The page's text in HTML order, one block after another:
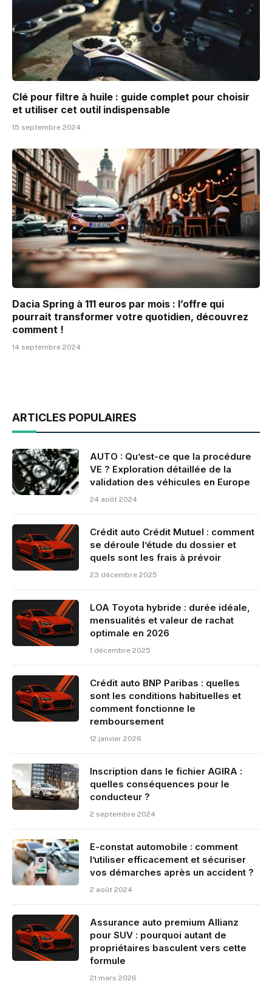
Clé pour filtre à huile : guide complet pour choisir
et utiliser cet outil indispensable
15 septembre 2024
Dacia Spring à 111 euros par mois : l’offre qui
pourrait transformer votre quotidien, découvrez
comment !
14 septembre 2024
ARTICLES POPULAIRES
AUTO : Qu’est-ce que la procédure
VE ? Exploration détaillée de la
validation des véhicules en Europe
24 août 2024
Crédit auto Crédit Mutuel : comment
se déroule l’étude du dossier et
quels sont les frais à prévoir
23 décembre 2025
LOA Toyota hybride : durée idéale,
mensualités et valeur de rachat
optimale en 2026
1 décembre 2025
Crédit auto BNP Paribas : quelles
sont les conditions habituelles et
comment fonctionne le
remboursement
12 janvier 2026
Inscription dans le fichier AGIRA :
quelles conséquences pour le
conducteur ?
2 septembre 2024
E-constat automobile : comment
l’utiliser efficacement et sécuriser
vos démarches après un accident ?
2 août 2024
Assurance auto premium Allianz
pour SUV : pourquoi autant de
propriétaires basculent vers cette
formule
21 mars 2026